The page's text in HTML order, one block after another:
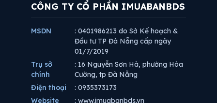
CÔNG TY CỔ PHẦN IMUABANBDS
MSDN
: 0401986213 do Sở Kế hoạch &
Đầu tư TP Đà Nẵng cấp ngày
01/7/2019
Trụ sở
chính
: 16 Nguyễn Sơn Hà, phường Hòa
Cường, tp Đà Nẵng
Điện thoại
: 0935373173
Website
: www.imuabanbds.vn